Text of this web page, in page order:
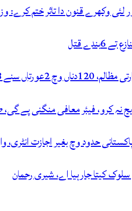
لئی وکھرے قنون دا تاثر ختم کرے:
قتل
38نوجوان شہید کر دتے
نہ کرو، فیئر معافی منگنی پے
حدود وچ بغیر اجازت انٹری،
کیتا جارہیا اے، شیری رحمان